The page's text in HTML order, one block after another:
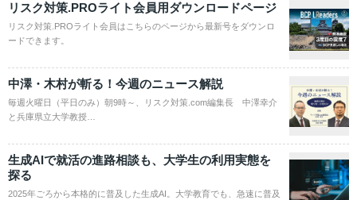
リスク対策.PROライト会員用ダウンロードページ
リスク対策.PROライト会員はこちらのページから最新号をダウンロ
ードできます。
中澤・木村が斬る！今週のニュース解説
毎週火曜日（平日のみ）朝9時～、リスク対策.com編集長 中澤幸介
と兵庫県立大学教授…
生成AIで就活の進路相談も、大学生の利用実態を
探る
2025年ごろから本格的に普及した生成AI。大学教育でも、急速に普及